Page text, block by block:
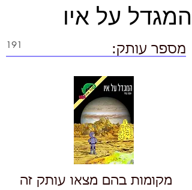
מקומות בהם מצאו עותק זה
מספר עותק:
המגדל על איו